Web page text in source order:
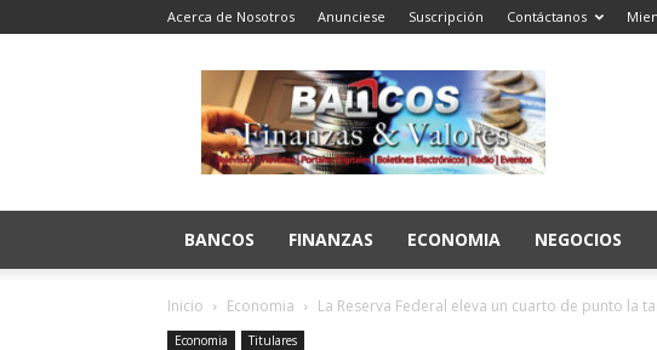
Acerca de Nosotros Anunciese Suscripción Contáctanos
Bancos
Finanzas
y
Valores
BANCOS FINANZAS ECONOMIA NEGOCIOS
Inicio Economia La Reserva Federal eleva un cuarto de punto la
Economia Titulares